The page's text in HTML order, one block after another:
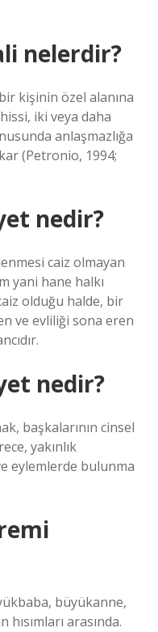
nelerdir?
kişinin özel alanına
iki veya daha
anlaşmazlığa
(Petronio, 1994;
nedir?
caiz olmayan
yani hane halkı
olduğu halde, bir
ve evliliği sona eren
nedir?
başkalarının cinsel
yakınlık
eylemlerde bulunma
büyükanne,
arasında.